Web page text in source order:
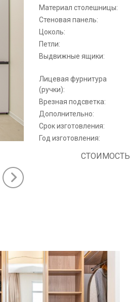
Материал столешницы:
Стеновая панель:
Цоколь:
Петли:
Выдвижные ящики:
Лицевая фурнитура
(ручки):
Врезная подсветка:
Дополнительно:
Срок изготовления:
Год изготовления:
СТОИМОСТЬ